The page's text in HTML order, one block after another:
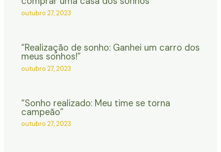
outubro 27, 2023
“Realização de sonho: Ganhei um carro dos
meus sonhos!”
outubro 27, 2023
“Sonho realizado: Meu time se torna
campeão”
outubro 27, 2023